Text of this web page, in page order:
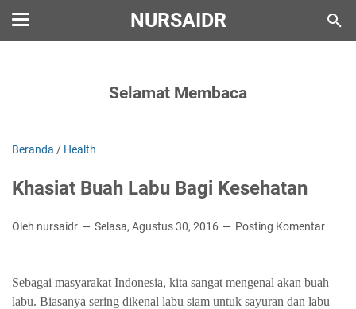
NURSAIDR
Selamat Membaca
Beranda / Health
Khasiat Buah Labu Bagi Kesehatan
Oleh nursaidr Selasa, Agustus 30, 2016 Posting Komentar
Sebagai masyarakat Indonesia, kita sangat mengenal akan buah
labu. Biasanya sering dikenal labu siam untuk sayuran dan labu